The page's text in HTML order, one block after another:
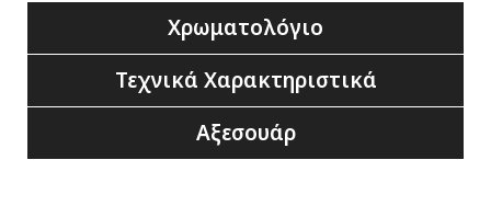
Χρωματολόγιο
Τεχνικά Χαρακτηριστικά
Αξεσουάρ